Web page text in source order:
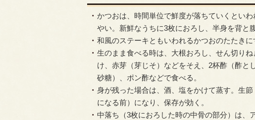
かつおは、時間単位で鮮度が落ちていくとい
やい。新鮮なうちに3枚におろし、半身を背と
和風のステーキともいわれるかつおのたたき
生のまま食べる時は、大根おろし、せん切り
け、赤芽（芽じそ）などをそえ、2杯酢（酢と
砂糖）、ポン酢などで食べる。
身が残った場合は、酒、塩をかけて蒸す。生
になる前）になり、保存が効く。
中落ち（3枚におろした時の中骨の部分）は、